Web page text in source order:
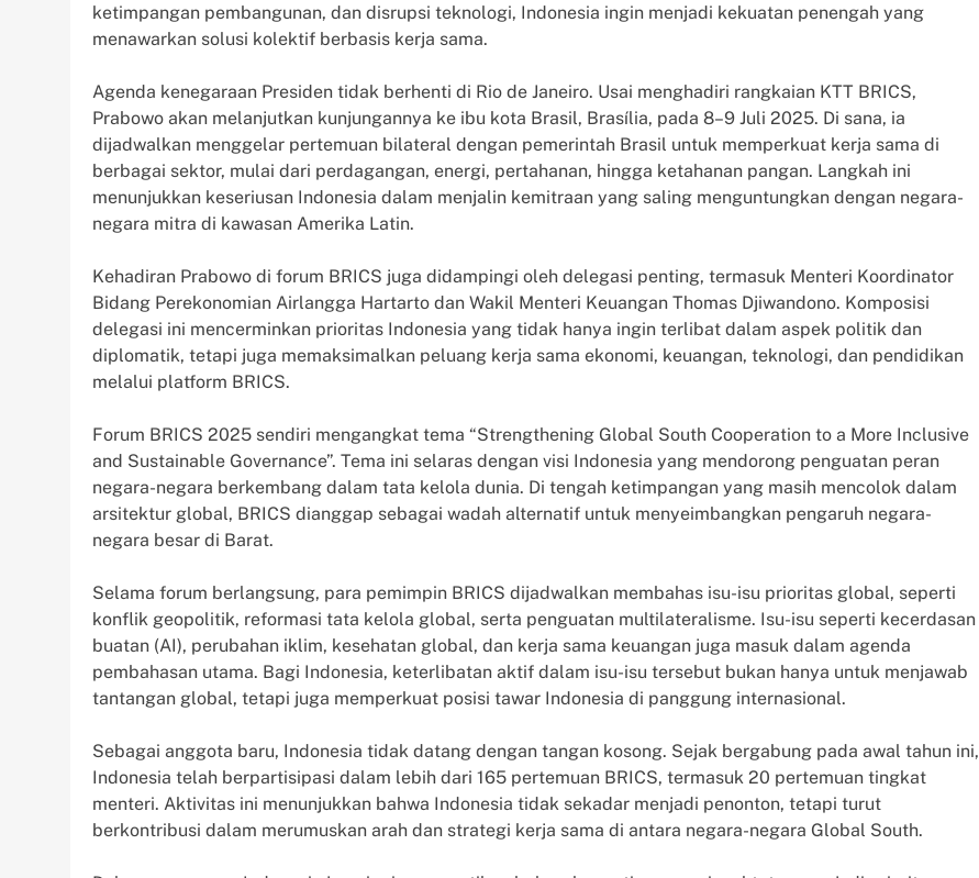
ketimpangan pembangunan, dan disrupsi teknologi, Indonesia ingin menjadi kekuatan penengah yang
menawarkan solusi kolektif berbasis kerja sama.
Agenda kenegaraan Presiden tidak berhenti di Rio de Janeiro. Usai menghadiri rangkaian KTT BRICS,
Prabowo akan melanjutkan kunjungannya ke ibu kota Brasil, Brasília, pada 8–9 Juli 2025. Di sana, ia
dijadwalkan menggelar pertemuan bilateral dengan pemerintah Brasil untuk memperkuat kerja sama di
berbagai sektor, mulai dari perdagangan, energi, pertahanan, hingga ketahanan pangan. Langkah ini
menunjukkan keseriusan Indonesia dalam menjalin kemitraan yang saling menguntungkan dengan negara-
negara mitra di kawasan Amerika Latin.
Kehadiran Prabowo di forum BRICS juga didampingi oleh delegasi penting, termasuk Menteri Koordinator
Bidang Perekonomian Airlangga Hartarto dan Wakil Menteri Keuangan Thomas Djiwandono. Komposisi
delegasi ini mencerminkan prioritas Indonesia yang tidak hanya ingin terlibat dalam aspek politik dan
diplomatik, tetapi juga memaksimalkan peluang kerja sama ekonomi, keuangan, teknologi, dan pendidikan
melalui platform BRICS.
Forum BRICS 2025 sendiri mengangkat tema “Strengthening Global South Cooperation to a More Inclusive
and Sustainable Governance”. Tema ini selaras dengan visi Indonesia yang mendorong penguatan peran
negara-negara berkembang dalam tata kelola dunia. Di tengah ketimpangan yang masih mencolok dalam
arsitektur global, BRICS dianggap sebagai wadah alternatif untuk menyeimbangkan pengaruh negara-
negara besar di Barat.
Selama forum berlangsung, para pemimpin BRICS dijadwalkan membahas isu-isu prioritas global, seperti
konflik geopolitik, reformasi tata kelola global, serta penguatan multilateralisme. Isu-isu seperti kecerdasan
buatan (AI), perubahan iklim, kesehatan global, dan kerja sama keuangan juga masuk dalam agenda
pembahasan utama. Bagi Indonesia, keterlibatan aktif dalam isu-isu tersebut bukan hanya untuk menjawab
tantangan global, tetapi juga memperkuat posisi tawar Indonesia di panggung internasional.
Sebagai anggota baru, Indonesia tidak datang dengan tangan kosong. Sejak bergabung pada awal tahun ini,
Indonesia telah berpartisipasi dalam lebih dari 165 pertemuan BRICS, termasuk 20 pertemuan tingkat
menteri. Aktivitas ini menunjukkan bahwa Indonesia tidak sekadar menjadi penonton, tetapi turut
berkontribusi dalam merumuskan arah dan strategi kerja sama di antara negara-negara Global South.